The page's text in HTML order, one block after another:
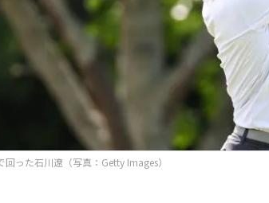
った石川遼（写真：Getty Images）